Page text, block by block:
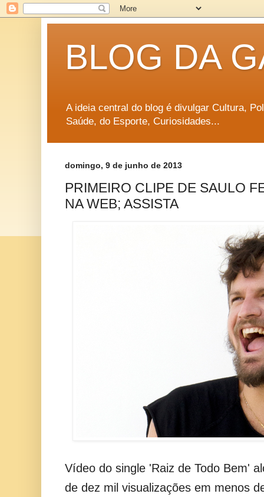
BLOG DA
A ideia central do blog é divulgar Cultura,
Saúde, do Esporte, Curiosidades...
domingo, 9 de junho de 2013
PRIMEIRO CLIPE DE SAULO
NA WEB; ASSISTA
Vídeo do single 'Raiz de Todo Bem'
de dez mil visualizações em menos